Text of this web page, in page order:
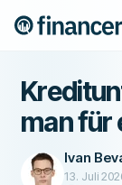
man für
Ivan
13. Juli